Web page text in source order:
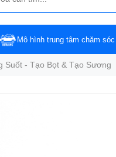
Mô hình trung tâm chăm
Suốt - Tạo Bọt & Tạo Sương